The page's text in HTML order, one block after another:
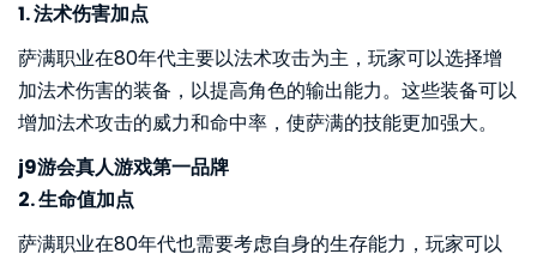
1. 法术伤害加点
萨满职业在80年代主要以法术攻击为主，玩家可以选择增
加法术伤害的装备，以提高角色的输出能力。这些装备可以
增加法术攻击的威力和命中率，使萨满的技能更加强大。
j9游会真人游戏第一品牌
2. 生命值加点
萨满职业在80年代也需要考虑自身的生存能力，玩家可以